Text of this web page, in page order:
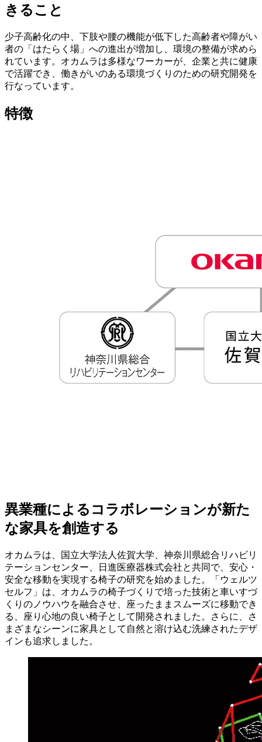
きること
少子高齢化の中、下肢や腰の機能が低下した高齢者や障がい
者の「はたらく場」への進出が増加し、環境の整備が求めら
れています。オカムラは多様なワーカーが、企業と共に健康
で活躍でき、働きがいのある環境づくりのための研究開発を
行なっています。
特徴
異業種によるコラボレーションが新た
な家具を創造する
オカムラは、国立大学法人佐賀大学、神奈川県総合リハビリ
テーションセンター、日進医療器株式会社と共同で、安心・
安全な移動を実現する椅子の研究を始めました。「ウェルツ
セルフ」は、オカムラの椅子づくりで培った技術と車いすづ
くりのノウハウを融合させ、座ったままスムーズに移動でき
る、座り心地の良い椅子として開発されました。さらに、さ
まざまなシーンに家具として自然と溶け込む洗練されたデザ
インも追求しました。